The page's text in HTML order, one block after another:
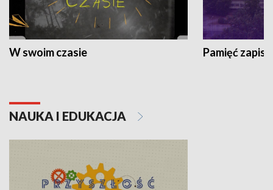
W swoim czasie Pamięć
NAUKA I EDUKACJA